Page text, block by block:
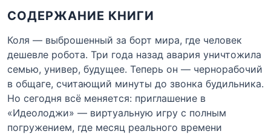
СОДЕРЖАНИЕ КНИГИ
Коля — выброшенный за борт мира, где человек
дешевле робота. Три года назад авария уничтожила
семью, универ, будущее. Теперь он — чернорабочий
в общаге, считающий минуты до звонка будильника.
Но сегодня всё меняется: приглашение в
«Идеолоджи» — виртуальную игру с полным
погружением, где месяц реального времени